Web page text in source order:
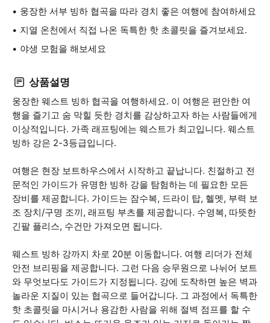
웅장한 서부 빙하 협곡을 따라 경치 좋은 여행에 참여하세요
지열 온천에서 직접 나온 독특한 핫 초콜릿을 즐겨보세요.
야생 모험을 해보세요
상품설명
웅장한 웨스트 빙하 협곡을 여행하세요. 이 여행은 편안한 여
행을 즐기고 숨 막힐 듯한 경치를 감상하고자 하는 사람들에게
이상적입니다. 가족 래프팅에는 웨스트가 최고입니다. 웨스트
빙하 강은 2-3등급입니다.
여행은 현장 보트하우스에서 시작하고 끝납니다. 친절하고 전
문적인 가이드가 유명한 빙하 강을 탐험하는 데 필요한 모든
장비를 제공합니다. 가이드는 잠수복, 드라이 탑, 헬멧, 부력 보
조 장치/구명 조끼, 래프팅 부츠를 제공합니다. 수영복, 따뜻한
긴팔 플리스, 수건만 가져오면 됩니다.
웨스트 빙하 강까지 차로 20분 이동합니다. 여행 리더가 전체
안전 브리핑을 제공합니다. 그런 다음 승무원으로 나뉘어 보트
와 무엇보다도 가이드가 지정됩니다. 강에 도착하면 높은 벽과
놀라운 지질이 있는 협곡으로 들어갑니다. 그 과정에서 독특한
핫 초콜릿을 마시거나 용감한 사람을 위해 절벽 점프를 할 수